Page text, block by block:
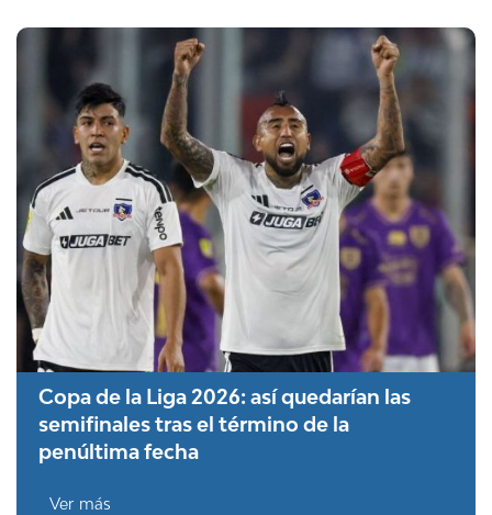
Copa de la Liga 2026: así quedarían las
semifinales tras el término de la
penúltima fecha
Ver más